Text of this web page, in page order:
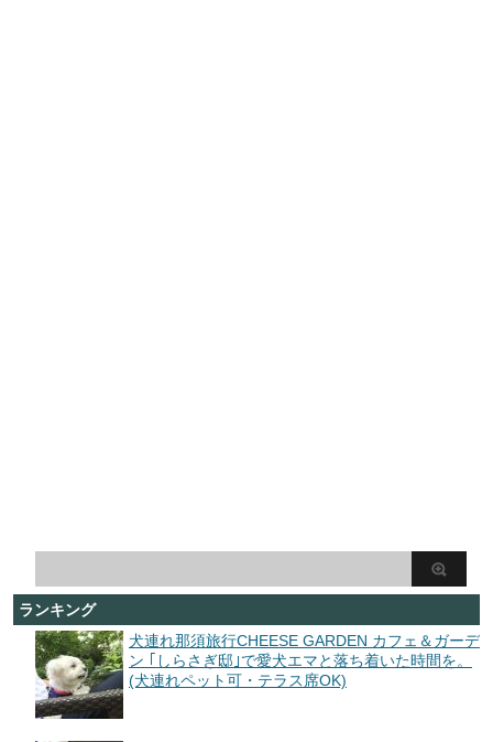
ランキング
犬連れ那須旅行CHEESE GARDEN カフェ＆ガーデ
ン ｢しらさぎ邸｣で愛犬エマと落ち着いた時間を。
(犬連れペット可・テラス席OK)